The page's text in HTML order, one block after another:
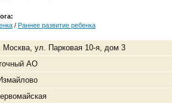
/ Раннее развитие ребенка
Москва, ул. Парковая 10-я, дом 3
АО